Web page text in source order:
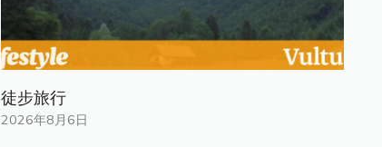
徒步旅行
2026年8月6日